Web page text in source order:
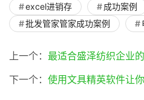
excel进销存
成功案例
批发管家管家成功案例
上一个： 最适合盛泽纺织企业
下一个： 使用文具精英软件让你成为办